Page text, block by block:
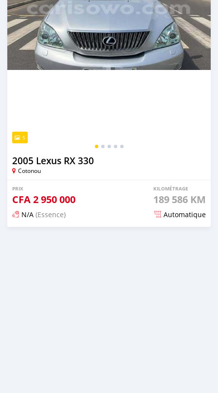
5
2005 Lexus RX 330
Cotonou
PRIX
CFA2 950 000
KILOMÉTRAGE
189 586 KM
N/A (Essence) Automatique